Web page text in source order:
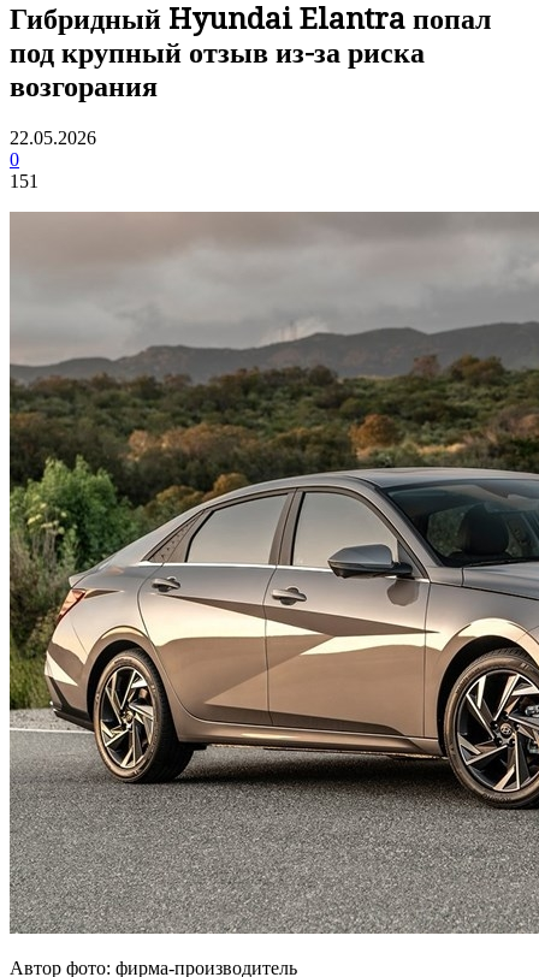
Гибридный Hyundai Elantra попал
под крупный отзыв из-за риска
возгорания
22.05.2026
0
151
Автор фото: фирма-производитель